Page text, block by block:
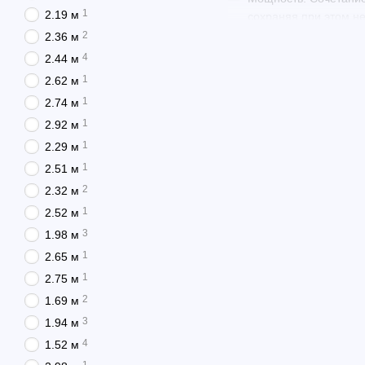
2.19 м 1
2.36 м 2
2.44 м 4
2.62 м 1
2.74 м 1
2.92 м 1
2.29 м 1
2.51 м 1
2.32 м 2
2.52 м 1
1.98 м 3
2.65 м 1
2.75 м 1
1.69 м 2
1.94 м 3
1.52 м 4